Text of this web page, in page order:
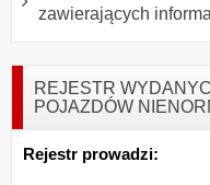
zawierających
REJESTR
POJAZDÓW
Rejestr prowadzi: